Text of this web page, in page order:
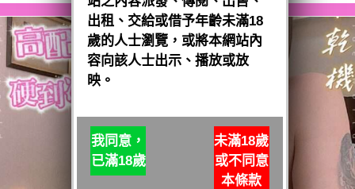
出租、交給或借予年齡未滿18
歲的人士瀏覽，或將本網站內
容向該人士出示、播放或放
映。
我同意，
已滿18歲
未滿18歲
或不同意
本條款